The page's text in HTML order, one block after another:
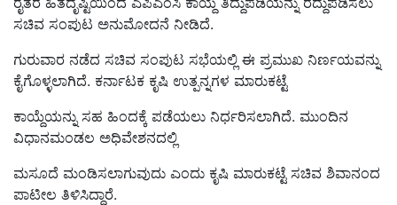
ಸಚಿವ ಸಂಪುಟ ಅನುಮೋದನೆ ನೀಡಿದೆ.
ಗುರುವಾರ ನಡೆದ ಸಚಿವ ಸಂಪುಟ ಸಭೆಯಲ್ಲಿ ಈ ಪ್ರಮುಖ ನಿರ್ಣಯವನ್ನು
ಕೈಗೊಳ್ಳಲಾಗಿದೆ. ಕರ್ನಾಟಕ ಕೃಷಿ ಉತ್ಪನ್ನಗಳ ಮಾರುಕಟ್ಟೆ
ಕಾಯ್ದೆಯನ್ನು ಸಹ ಹಿಂದಕ್ಕೆ ಪಡೆಯಲು ನಿರ್ಧರಿಸಲಾಗಿದೆ. ಮುಂದಿನ
ವಿಧಾನಮಂಡಲ ಅಧಿವೇಶನದಲ್ಲಿ
ಮಸೂದೆ ಮಂಡಿಸಲಾಗುವುದು ಎಂದು ಕೃಷಿ ಮಾರುಕಟ್ಟೆ ಸಚಿವ ಶಿವಾನಂದ
ಪಾಟೀಲ ತಿಳಿಸಿದ್ದಾರೆ.